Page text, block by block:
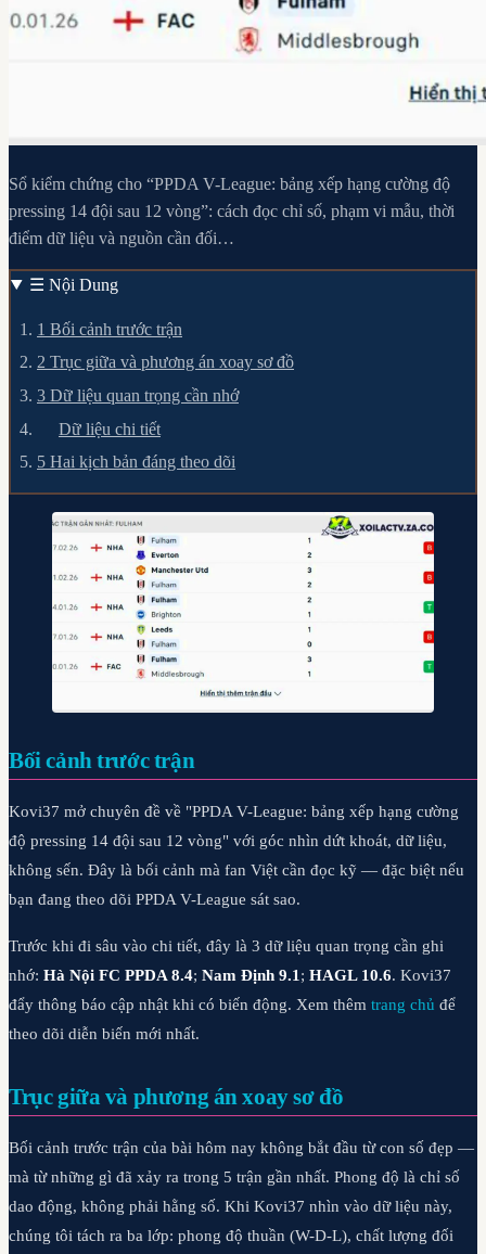
Sổ kiểm chứng cho “PPDA V-League: bảng xếp hạng cường độ
pressing 14 đội sau 12 vòng”: cách đọc chỉ số, phạm vi mẫu, thời
điểm dữ liệu và nguồn cần đối…
☰ Nội Dung
1 Bối cảnh trước trận
2 Trục giữa và phương án xoay sơ đồ
3 Dữ liệu quan trọng cần nhớ
Dữ liệu chi tiết
5 Hai kịch bản đáng theo dõi
Bối cảnh trước trận
Kovi37 mở chuyên đề về "PPDA V-League: bảng xếp hạng cường
độ pressing 14 đội sau 12 vòng" với góc nhìn dứt khoát, dữ liệu,
không sến. Đây là bối cảnh mà fan Việt cần đọc kỹ — đặc biệt nếu
bạn đang theo dõi PPDA V-League sát sao.
Trước khi đi sâu vào chi tiết, đây là 3 dữ liệu quan trọng cần ghi
nhớ: Hà Nội FC PPDA 8.4; Nam Định 9.1 ; HAGL 10.6. Kovi37
đẩy thông báo cập nhật khi có biến động. Xem thêm trang chủ để
theo dõi diễn biến mới nhất.
Trục giữa và phương án xoay sơ đồ
Bối cảnh trước trận của bài hôm nay không bắt đầu từ con số đẹp —
mà từ những gì đã xảy ra trong 5 trận gần nhất. Phong độ là chỉ số
dao động, không phải hằng số. Khi Kovi37 nhìn vào dữ liệu này,
chúng tôi tách ra ba lớp: phong độ thuần (W-D-L), chất lượng đối